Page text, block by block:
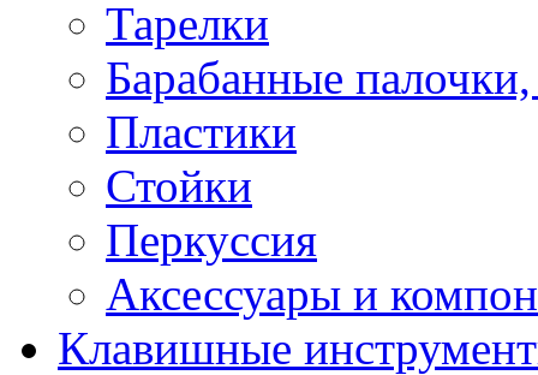
Тарелки
Барабанные
Пластики
Стойки
Перкуссия
Аксессуары и
Клавишные